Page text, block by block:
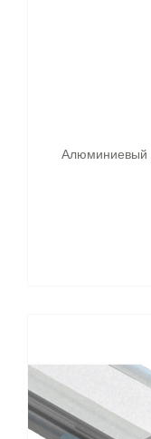
Алюминиевый